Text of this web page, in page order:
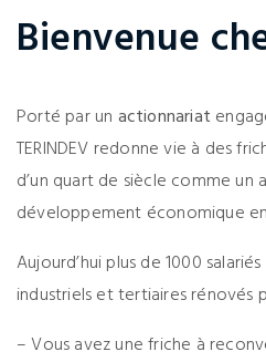
Bienvenue
Porté par un actionnariat
TERINDEV redonne vie à des
d’un quart de siècle comme un
développement économique
Aujourd’hui plus de 1000
industriels et tertiaires rénovés
– Vous avez une friche à